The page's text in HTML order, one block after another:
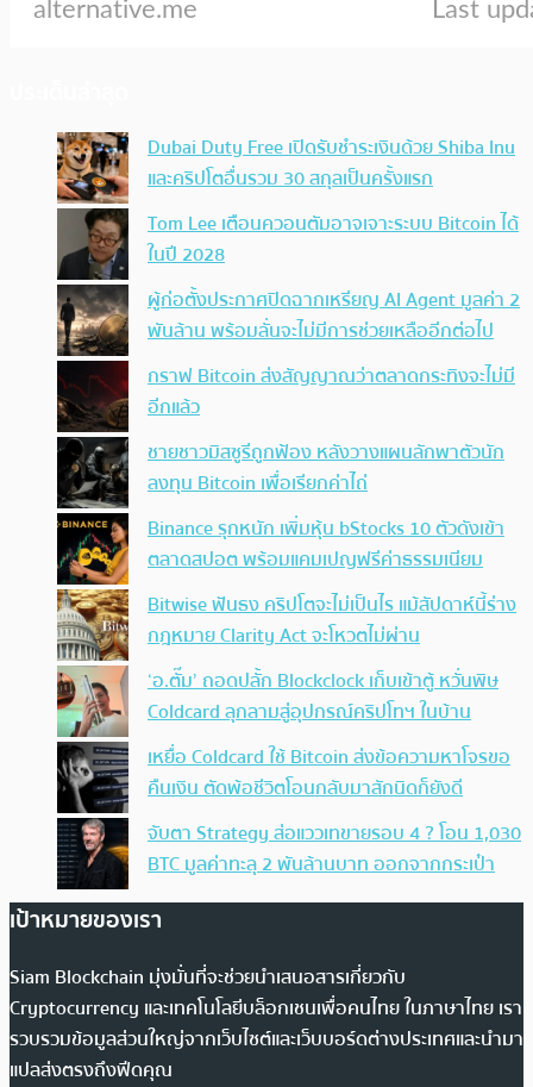
Dubai Duty Free เปิดรับชำระเงินด้วย Shiba Inu
และคริปโตอื่นรวม 30 สกุลเป็นครั้งแรก
Tom Lee เตือนควอนตัมอาจเจาะระบบ Bitcoin ได้
ในปี 2028
ผู้ก่อตั้งประกาศปิดฉากเหรียญ AI Agent มูลค่า 2
พันล้าน พร้อมลั่นจะไม่มีการช่วยเหลืออีกต่อไป
กราฟ Bitcoin ส่งสัญญาณว่าตลาดกระทิงจะไม่มี
อีกแล้ว
ชายชาวมิสซูรีถูกฟ้อง หลังวางแผนลักพาตัวนัก
ลงทุน Bitcoin เพื่อเรียกค่าไถ่
Binance รุกหนัก เพิ่มหุ้น bStocks 10 ตัวดังเข้า
ตลาดสปอต พร้อมแคมเปญฟรีค่าธรรมเนียม
Bitwise ฟันธง คริปโตจะไม่เป็นไร แม้สัปดาห์นี้ร่าง
กฎหมาย Clarity Act จะโหวตไม่ผ่าน
‘อ.ตั๊ม’ ถอดปลั้ก Blockclock เก็บเข้าตู้ หวั่นพิษ
Coldcard ลุกลามสู่อุปกรณ์คริปโทฯ ในบ้าน
เหยื่อ Coldcard ใช้ Bitcoin ส่งข้อความหาโจรขอ
คืนเงิน ตัดพ้อชีวิตโอนกลับมาสักนิดก็ยังดี
จับตา Strategy ส่อแววเทขายรอบ 4 ? โอน 1,030
BTC มูลค่าทะลุ 2 พันล้านบาท ออกจากกระเป๋า
เป้าหมายของเรา
Siam Blockchain มุ่งมั่นที่จะช่วยนำเสนอสารเกี่ยวกับ
Cryptocurrency และเทคโนโลยีบล็อกเชนเพื่อคนไทย ในภาษาไทย เรา
รวบรวมข้อมูลส่วนใหญ่จากเว็บไซต์และเว็บบอร์ดต่างประเทศและนำมา
แปลส่งตรงถึงฟีดคุณ